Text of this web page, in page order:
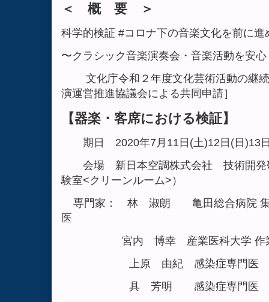
＜ 概 要 ＞
科学的検証 #コロナ下の音楽文化を前に進
〜クラシック音楽演奏会・音楽活動を安
文化庁令和２年度文化芸術活動の継続
演運営推進協議会による共同申請］
【器楽・客席における検証】
期日 2020年7月11日(土)12日(日)13日
会場 新日本空調株式会社 技術開発
験室<クリーンルーム>）
専門家： 林 淑朗 亀田総合病院 集
医
宮内 博幸 産業医科大学 作業環
上原 由紀 感染症専門医
具 芳明 感染症専門医